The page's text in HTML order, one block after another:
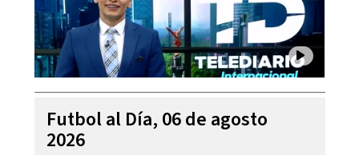
Futbol al Día, 06 de agosto
2026